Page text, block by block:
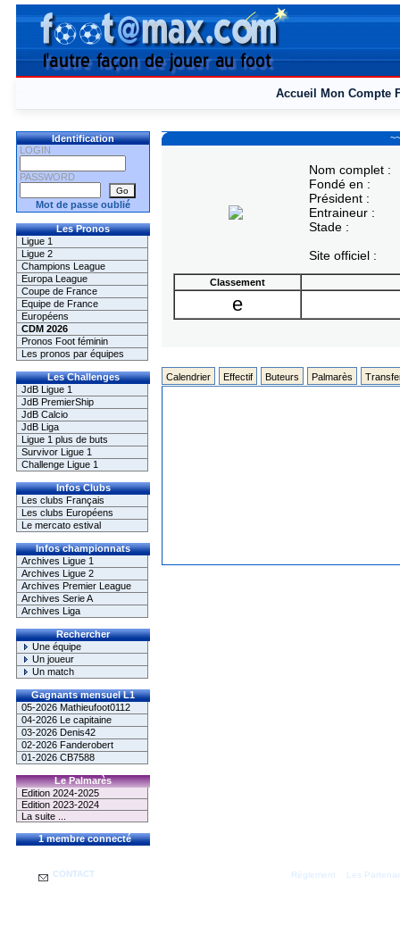
Accueil Mon Compte
Identification
LOGIN
PASSWORD
Mot de passe oublié
Les Pronos
Ligue 1
Ligue 2
Champions League
Europa League
Coupe de France
Equipe de France
Européens
CDM 2026
Pronos Foot féminin
Les pronos par équipes
Les Challenges
JdB Ligue 1
JdB PremierShip
JdB Calcio
JdB Liga
Ligue 1 plus de buts
Survivor Ligue 1
Challenge Ligue 1
Infos Clubs
Les clubs Français
Les clubs Européens
Le mercato estival
Infos championnats
Archives Ligue 1
Archives Ligue 2
Archives Premier League
Archives Serie A
Archives Liga
Rechercher
Une équipe
Un joueur
Un match
Gagnants mensuel L1
05-2026 Mathieufoot0112
04-2026 Le capitaine
03-2026 Denis42
02-2026 Fanderobert
01-2026 CB7588
Le Palmarès
Edition 2024-2025
Edition 2023-2024
La suite ...
1 membre connecté
Nom complet :
Fondé en :
Président :
Entraineur :
Stade :
Site officiel :
Classement
e
Calendrier Effectif Buteurs Palmarès
CONTACT Règlement Les